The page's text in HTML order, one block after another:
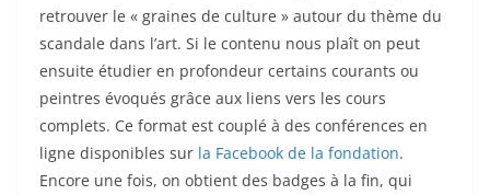
retrouver le « graines de culture » autour du thème du
scandale dans l’art. Si le contenu nous plaît on peut
ensuite étudier en profondeur certains courants ou
peintres évoqués grâce aux liens vers les cours
complets. Ce format est couplé à des conférences en
ligne disponibles sur la Facebook de la fondation.
Encore une fois, on obtient des badges à la fin, qui